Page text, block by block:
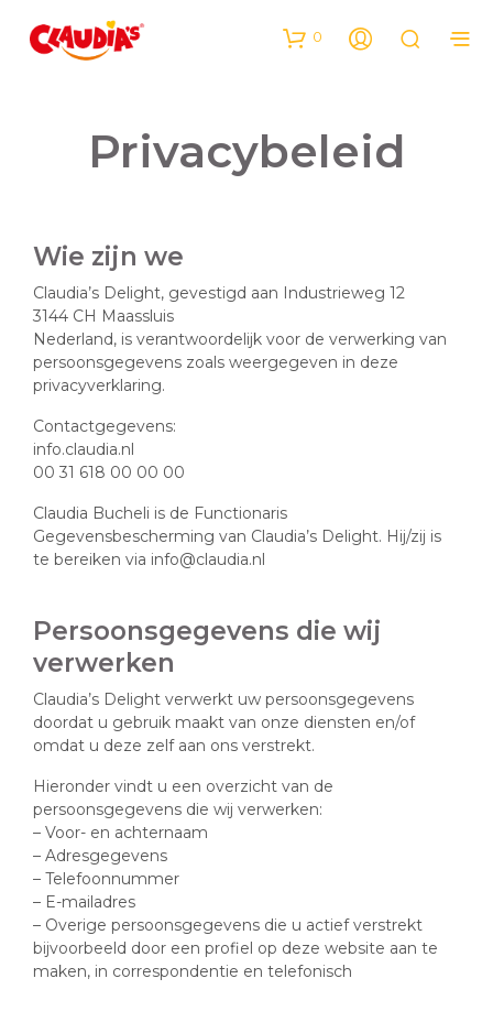
0
Privacybeleid
Wie zijn we
Claudia’s Delight, gevestigd aan Industrieweg 12
3144 CH Maassluis
Nederland, is verantwoordelijk voor de verwerking van
persoonsgegevens zoals weergegeven in deze
privacyverklaring.
Contactgegevens:
info.claudia.nl
00 31 618 00 00 00
Claudia Bucheli is de Functionaris
Gegevensbescherming van Claudia’s Delight. Hij/zij is
te bereiken via info@claudia.nl
Persoonsgegevens die wij
verwerken
Claudia’s Delight verwerkt uw persoonsgegevens
doordat u gebruik maakt van onze diensten en/of
omdat u deze zelf aan ons verstrekt.
Hieronder vindt u een overzicht van de
persoonsgegevens die wij verwerken:
– Voor- en achternaam
– Adresgegevens
– Telefoonnummer
– E-mailadres
– Overige persoonsgegevens die u actief verstrekt
bijvoorbeeld door een profiel op deze website aan te
maken, in correspondentie en telefonisch